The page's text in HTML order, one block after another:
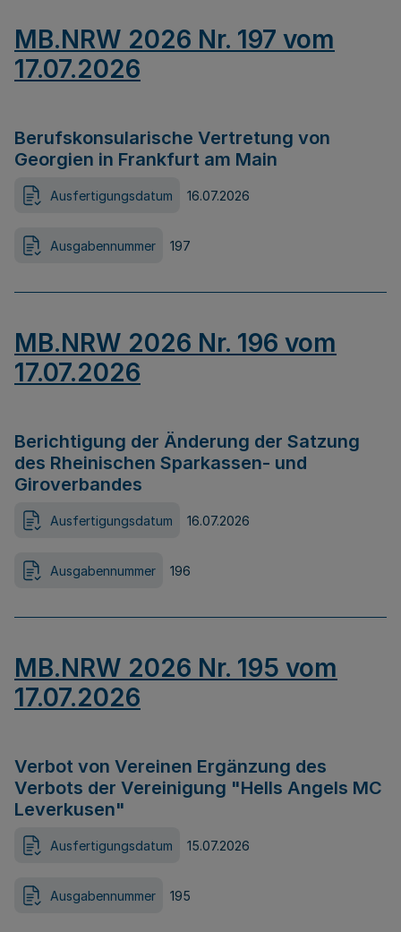
MB.NRW 2026 Nr. 197 vom
17.07.2026
Berufskonsularische Vertretung von
Georgien in Frankfurt am Main
Ausfertigungsdatum 16.07.2026
Ausgabennummer 197
MB.NRW 2026 Nr. 196 vom
17.07.2026
Berichtigung der Änderung der Satzung
des Rheinischen Sparkassen- und
Giroverbandes
Ausfertigungsdatum 16.07.2026
Ausgabennummer 196
MB.NRW 2026 Nr. 195 vom
17.07.2026
Verbot von Vereinen Ergänzung des
Verbots der Vereinigung "Hells Angels MC
Leverkusen"
Ausfertigungsdatum 15.07.2026
Ausgabennummer 195